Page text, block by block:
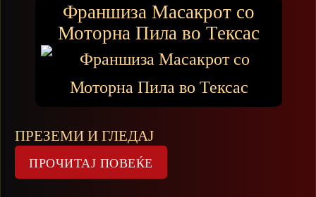
Франшиза Масакрот со
Моторна Пила во Тексас
ПРЕЗЕМИ И ГЛЕДАЈ